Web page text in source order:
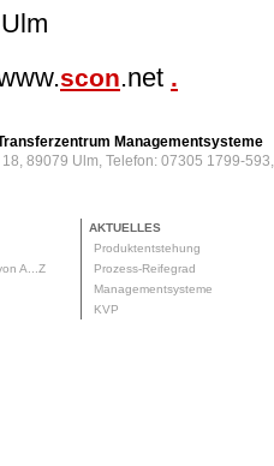
scon.net .
Managementsysteme
89079 Ulm, Telefon: 07305 1799-
A...Z
AKTUELLES
Produktentstehung
Prozess-Reifegrad
Managementsysteme
KVP